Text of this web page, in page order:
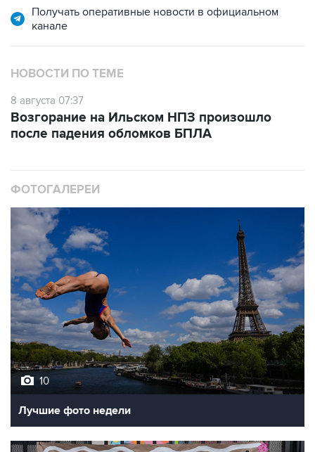
НОВОСТИ ПО ТЕМЕ
8 августа 07:37
после падения обломков БПЛА
10
Лучшие фото недели